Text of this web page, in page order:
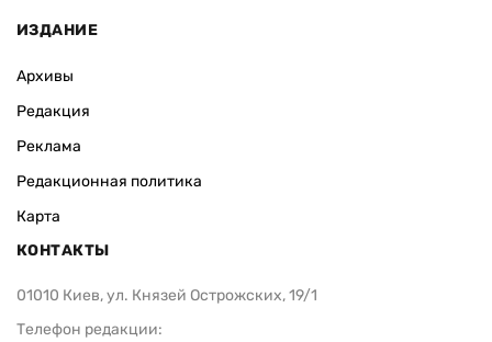
ИЗДАНИЕ
Архивы
Редакция
Реклама
Редакционная политика
Карта
КОНТАКТЫ
01010 Киев, ул. Князей Острожских, 19/1
Телефон редакции: